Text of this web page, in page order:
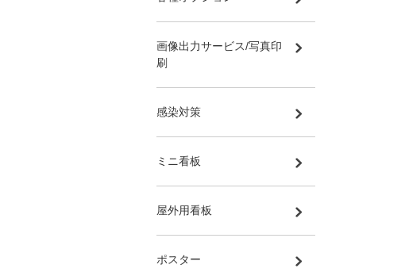
画像出力サービス/写真印
刷
感染対策
ミニ看板
屋外用看板
ポスター